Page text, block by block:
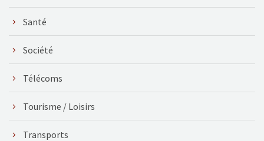
Santé
Société
Télécoms
Tourisme / Loisirs
Transports